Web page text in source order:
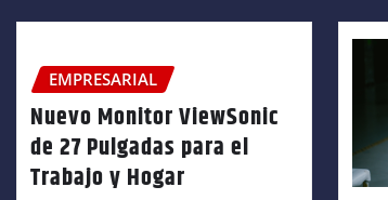
EMPRESARIAL
Nuevo Monitor ViewSonic
de 27 Pulgadas para el
Trabajo y Hogar